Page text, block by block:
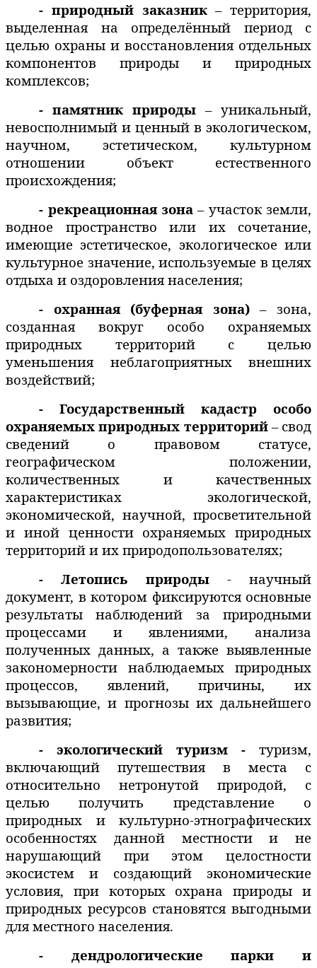
- природный заказник– территория,
выделенная на определённый период с
целью охраны и восстановления отдельных
компонентов природы и природных
комплексов;
- памятник природы – уникальный,
невосполнимый и ценный в экологическом,
научном, эстетическом, культурном
отношении объект естественного
происхождения;
- рекреационная зона– участок земли,
водное пространство или их сочетание,
имеющие эстетическое, экологическое или
культурное значение, используемые в целях
отдыха и оздоровления населения;
- охранная (буферная зона)– зона,
созданная вокруг особо охраняемых
природных территорий с целью
уменьшения неблагоприятных внешних
воздействий;
- Государственный кадастр особо
охраняемых природных территорий – свод
сведений о правовом статусе,
географическом положении,
количественных и качественных
характеристиках экологической,
экономической, научной, просветительной
и иной ценности охраняемых природных
территорий и их природопользователях;
- Летопись природы- научный
документ, в котором фиксируются основные
результаты наблюдений за природными
процессами и явлениями, анализа
полученных данных, а также выявленные
закономерности наблюдаемых природных
процессов, явлений, причины, их
вызывающие, и прогнозы их дальнейшего
развития;
- экологический туризм - туризм,
включающий путешествия в места с
относительно нетронутой природой, с
целью получить представление о
природных и культурно-этнографических
особенностях данной местности и не
нарушающий при этом целостности
экосистем и создающий экономические
условия, при которых охрана природы и
природных ресурсов становятся выгодными
для местного населения.
- дендрологические парки и